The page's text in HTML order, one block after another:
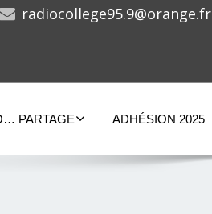
radiocollege95.9@orange.fr
PARTAGE ADHÉSION 2025